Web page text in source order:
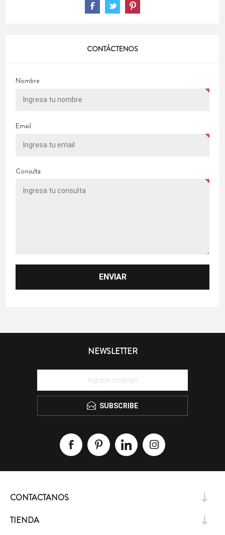
CONTÁCTENOS
Nombre
Email
Consulta
NEWSLETTER
SUBSCRIBE
CONTACTANOS
TIENDA